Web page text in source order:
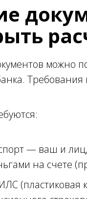
можно
— ваш и лиц,
на счете
(пластиковая